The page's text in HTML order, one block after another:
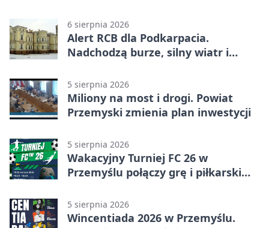
6 sierpnia 2026
Alert RCB dla Podkarpacia.
Nadchodzą burze, silny wiatr i
5 sierpnia 2026
Miliony na most i drogi. Powiat
Przemyski zmienia plan inwestycji
5 sierpnia 2026
Wakacyjny Turniej FC 26 w
Przemyślu połączy grę i piłkarski
5 sierpnia 2026
Wincentiada 2026 w Przemyślu.